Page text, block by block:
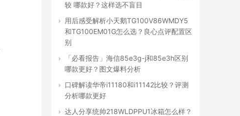
较 哪款好？这样选不盲目
用后感受解析小天鹅TG100V86WMDY5
和TG100EM01G怎么选？良心点评配置区
别
「必看报告」海信85e3g-j和85e3h区别
哪款更好？图文爆料分析
口碑解读华帝i11180和i11142比较？评测
分析哪款更好
达人分享统帅218WLDPPU1冰箱怎么样？